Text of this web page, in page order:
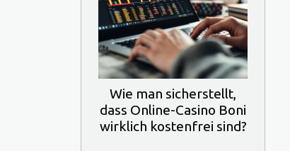
Wie man sicherstellt,
dass Online-Casino Boni
wirklich kostenfrei sind?